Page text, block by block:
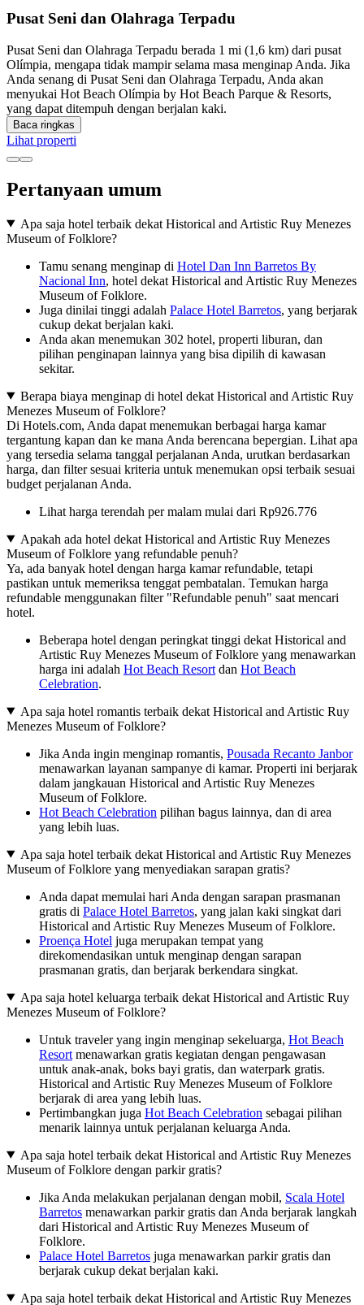
Pusat Seni dan Olahraga Terpadu
Pusat Seni dan Olahraga Terpadu berada 1 mi (1,6 km) dari pusat
Olímpia, mengapa tidak mampir selama masa menginap Anda. Jika
Anda senang di Pusat Seni dan Olahraga Terpadu, Anda akan
menyukai Hot Beach Olímpia by Hot Beach Parque & Resorts,
yang dapat ditempuh dengan berjalan kaki.
Baca ringkas
Lihat properti
Pertanyaan umum
Apa saja hotel terbaik dekat Historical and Artistic Ruy Menezes
Museum of Folklore?
Tamu senang menginap di Hotel Dan Inn Barretos By
Nacional Inn, hotel dekat Historical and Artistic Ruy Menezes
Museum of Folklore.
Juga dinilai tinggi adalah Palace Hotel Barretos, yang berjarak
cukup dekat berjalan kaki.
Anda akan menemukan 302 hotel, properti liburan, dan
pilihan penginapan lainnya yang bisa dipilih di kawasan
sekitar.
Berapa biaya menginap di hotel dekat Historical and Artistic Ruy
Menezes Museum of Folklore?
Di Hotels.com, Anda dapat menemukan berbagai harga kamar
tergantung kapan dan ke mana Anda berencana bepergian. Lihat apa
yang tersedia selama tanggal perjalanan Anda, urutkan berdasarkan
harga, dan filter sesuai kriteria untuk menemukan opsi terbaik sesuai
budget perjalanan Anda.
Lihat harga terendah per malam mulai dari Rp926.776
Apakah ada hotel dekat Historical and Artistic Ruy Menezes
Museum of Folklore yang refundable penuh?
Ya, ada banyak hotel dengan harga kamar refundable, tetapi
pastikan untuk memeriksa tenggat pembatalan. Temukan harga
refundable menggunakan filter "Refundable penuh" saat mencari
hotel.
Beberapa hotel dengan peringkat tinggi dekat Historical and
Artistic Ruy Menezes Museum of Folklore yang menawarkan
harga ini adalah Hot Beach Resort dan Hot Beach
Celebration.
Apa saja hotel romantis terbaik dekat Historical and Artistic Ruy
Menezes Museum of Folklore?
Jika Anda ingin menginap romantis, Pousada Recanto Janbor
menawarkan layanan sampanye di kamar. Properti ini berjarak
dalam jangkauan Historical and Artistic Ruy Menezes
Museum of Folklore.
Hot Beach Celebration pilihan bagus lainnya, dan di area
yang lebih luas.
Apa saja hotel terbaik dekat Historical and Artistic Ruy Menezes
Museum of Folklore yang menyediakan sarapan gratis?
Anda dapat memulai hari Anda dengan sarapan prasmanan
gratis di Palace Hotel Barretos, yang jalan kaki singkat dari
Historical and Artistic Ruy Menezes Museum of Folklore.
Proença Hotel juga merupakan tempat yang
direkomendasikan untuk menginap dengan sarapan
prasmanan gratis, dan berjarak berkendara singkat.
Apa saja hotel keluarga terbaik dekat Historical and Artistic Ruy
Menezes Museum of Folklore?
Untuk traveler yang ingin menginap sekeluarga, Hot Beach
Resort menawarkan gratis kegiatan dengan pengawasan
untuk anak-anak, boks bayi gratis, dan waterpark gratis.
Historical and Artistic Ruy Menezes Museum of Folklore
berjarak di area yang lebih luas.
Pertimbangkan juga Hot Beach Celebration sebagai pilihan
menarik lainnya untuk perjalanan keluarga Anda.
Apa saja hotel terbaik dekat Historical and Artistic Ruy Menezes
Museum of Folklore dengan parkir gratis?
Jika Anda melakukan perjalanan dengan mobil, Scala Hotel
Barretos menawarkan parkir gratis dan Anda berjarak langkah
dari Historical and Artistic Ruy Menezes Museum of
Folklore.
Palace Hotel Barretos juga menawarkan parkir gratis dan
berjarak cukup dekat berjalan kaki.
Apa saja hotel terbaik dekat Historical and Artistic Ruy Menezes